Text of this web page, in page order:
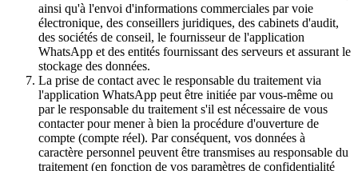
ainsi qu'à l'envoi d'informations commerciales par voie
électronique, des conseillers juridiques, des cabinets d'audit,
des sociétés de conseil, le fournisseur de l'application
WhatsApp et des entités fournissant des serveurs et assurant le
stockage des données.
La prise de contact avec le responsable du traitement via
l'application WhatsApp peut être initiée par vous-même ou
par le responsable du traitement s'il est nécessaire de vous
contacter pour mener à bien la procédure d'ouverture de
compte (compte réel). Par conséquent, vos données à
caractère personnel peuvent être transmises au responsable du
traitement (en fonction de vos paramètres de confidentialité